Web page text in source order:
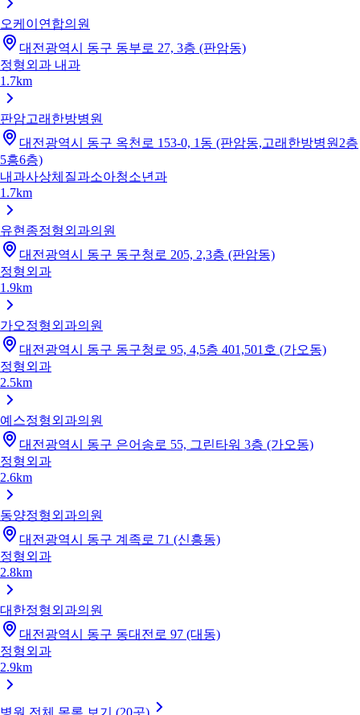
오케이연합의원
대전광역시 동구 동부로 27, 3층 (판암동)
정형외과 내과
1.7km
판암고래한방병원
대전광역시 동구 옥천로 153-0, 1동 (판암동,고래한방병원2층
5흥6층)
내과사상체질과소아청소년과
1.7km
유현종정형외과의원
대전광역시 동구 동구청로 205, 2,3층 (판암동)
정형외과
1.9km
가오정형외과의원
대전광역시 동구 동구청로 95, 4,5층 401,501호 (가오동)
정형외과
2.5km
예스정형외과의원
대전광역시 동구 은어송로 55, 그린타워 3층 (가오동)
정형외과
2.6km
동양정형외과의원
대전광역시 동구 계족로 71 (신흥동)
정형외과
2.8km
대한정형외과의원
대전광역시 동구 동대전로 97 (대동)
정형외과
2.9km
병원 전체 목록 보기 (20곳)